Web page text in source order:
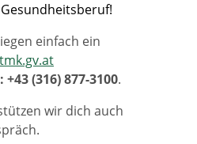
einfach ein
(316) 877-3100.
wir dich auch